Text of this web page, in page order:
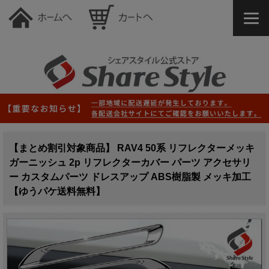
【まとめ割引対象商品】 RAV4 50系 リフレクターメッキ
ガーニッシュ 2p リフレクターカバー パーツ アクセサリ
ー カスタムパーツ ドレスアップ ABS樹脂製 メッキ加工
【ゆうパケ送料無料】